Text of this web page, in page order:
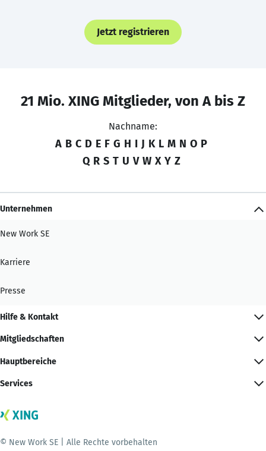
Jetzt registrieren
21 Mio. XING Mitglieder, von A bis Z
Nachname:
A B C D E F G H I J K L M N O P
Q R S T U V W X Y Z
Unternehmen
New Work SE
Karriere
Presse
Hilfe & Kontakt
Mitgliedschaften
Hauptbereiche
Services
© New Work SE | Alle Rechte vorbehalten